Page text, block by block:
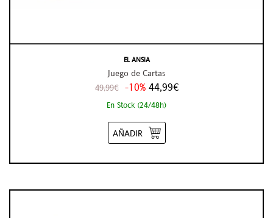
EL ANSIA
Juego de Cartas
49,99€ -10% 44,99€
En Stock (24/48h)
AÑADIR